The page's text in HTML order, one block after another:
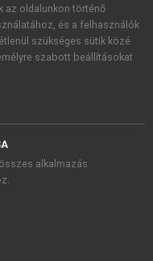
valamint a szotar.netés a
foglaltakat
az oldalunkon történő
és a felhasználók
szükséges sütik közé
szabott beállításokat
alkalmazás